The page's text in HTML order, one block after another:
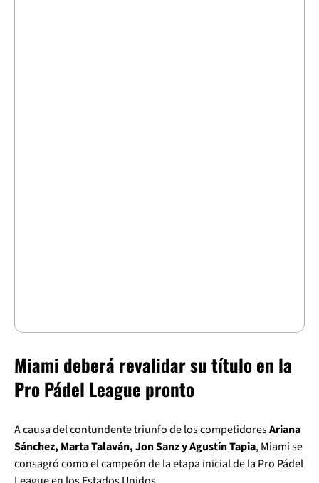
Miami deberá revalidar su título en la
Pro Pádel League pronto
A causa del contundente triunfo de los competidoresAriana
Sánchez, Marta Talaván, Jon Sanz y Agustín Tapia, Miami se
consagró como el campeón de la etapa inicial de la Pro Pádel